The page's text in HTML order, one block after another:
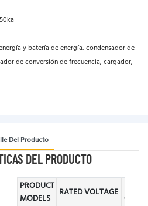
y batería de energía, condensador de
de conversión de frecuencia, cargador,
Del Producto
DEL PRODUCTO
PRODUCT
MODELS
RATED VOLTAGE